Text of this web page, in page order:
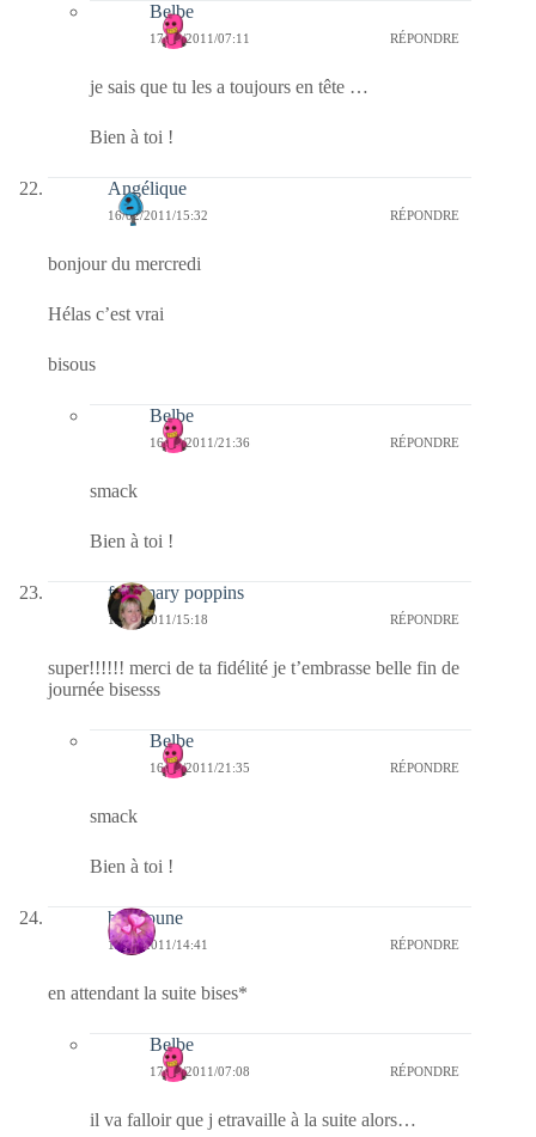
Belbe
17/02/2011/07:11 RÉPONDRE
je sais que tu les a toujours en tête …
Bien à toi !
Angélique
16/02/2011/15:32 RÉPONDRE
bonjour du mercredi
Hélas c’est vrai
bisous
Belbe
16/02/2011/21:36 RÉPONDRE
smack
Bien à toi !
fabymary poppins
16/02/2011/15:18 RÉPONDRE
super!!!!!! merci de ta fidélité je t’embrasse belle fin de
journée bisesss
Belbe
16/02/2011/21:35 RÉPONDRE
smack
Bien à toi !
bouboune
16/02/2011/14:41 RÉPONDRE
en attendant la suite bises*
Belbe
17/02/2011/07:08 RÉPONDRE
il va falloir que j etravaille à la suite alors…